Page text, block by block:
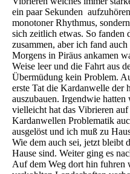
ein paar Sekunden
monotoner Rhythmus,
sich zeitlich etwas. So fanden
zusammen, aber ich fand
Morgens in Piräus ankamen
Weise leer und die Fahrt aus
Übermüdung kein Problem.
erste Tat die Kardanwelle der
auszubauen. Irgendwie
vielleicht hat das Vibrieren
Kardanwellen Problematik
ausgelöst und ich muß zu
Wie dem auch sei, jetzt bleibt
Hause sind. Weiter ging es
Auf dem Weg dort hin